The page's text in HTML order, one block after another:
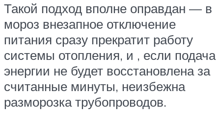
Такой подход вполне оправдан — в
мороз внезапное отключение
питания сразу прекратит работу
системы отопления, и , если подача
энергии не будет восстановлена за
считанные минуты, неизбежна
разморозка трубопроводов.